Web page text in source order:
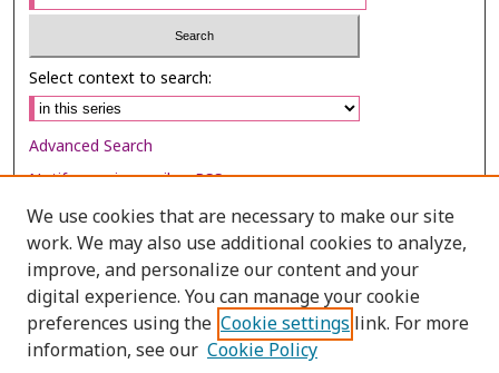
Select context to search:
Advanced Search
Notify me via email orRSS
Browse
Collections
Disciplines
Authors
We use cookies that are necessary to make our site
work. We may also use additional cookies to analyze,
improve, and personalize our content and your
digital experience. You can manage your cookie
preferences using the Cookie settings link. For more
information, see our Cookie Policy